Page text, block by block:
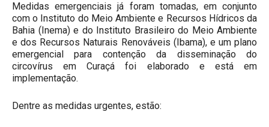
Medidas emergenciais já foram tomadas, em conjunto
com o Instituto do Meio Ambiente e Recursos Hídricos da
Bahia (Inema) e do Instituto Brasileiro do Meio Ambiente
e dos Recursos Naturais Renováveis (Ibama), e um plano
emergencial para contenção da disseminação do
circovírus em Curaçá foi elaborado e está em
implementação.
Dentre as medidas urgentes, estão: